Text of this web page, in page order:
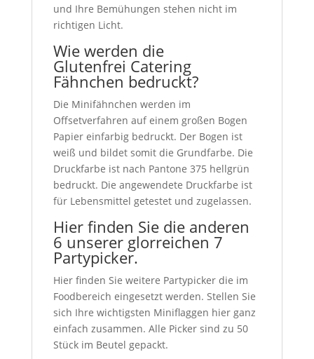
und Ihre Bemühungen stehen nicht im
richtigen Licht.
Wie werden die
Glutenfrei Catering
Fähnchen bedruckt?
Die Minifähnchen werden im
Offsetverfahren auf einem großen Bogen
Papier einfarbig bedruckt. Der Bogen ist
weiß und bildet somit die Grundfarbe. Die
Druckfarbe ist nach Pantone 375 hellgrün
bedruckt. Die angewendete Druckfarbe ist
für Lebensmittel getestet und zugelassen.
Hier finden Sie die anderen
6 unserer glorreichen 7
Partypicker.
Hier finden Sie weitere Partypicker die im
Foodbereich eingesetzt werden. Stellen Sie
sich Ihre wichtigsten Miniflaggen hier ganz
einfach zusammen. Alle Picker sind zu 50
Stück im Beutel gepackt.